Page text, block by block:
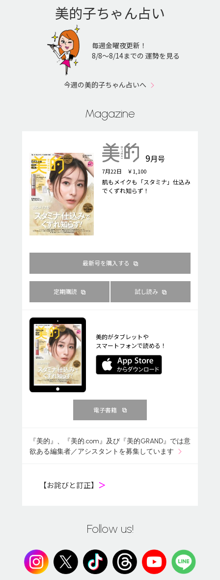
美的子ちゃん占い
毎週金曜夜更新！
8/8〜8/14までの 運勢を見る
今週の美的子ちゃん占いへ
Magazine
9月号
7月22日 ￥1,100
肌もメイクも「スタミナ」仕込み
でくずれ知らず！
最新号を購入する
定期購読 試し読み
美的がタブレットや
スマートフォンで読める！
電子書籍
『美的』、『美的.com』及び『美的GRAND』では意
欲ある編集者／アシスタントを募集しています
【お詫びと訂正】 ＞
Follow us!